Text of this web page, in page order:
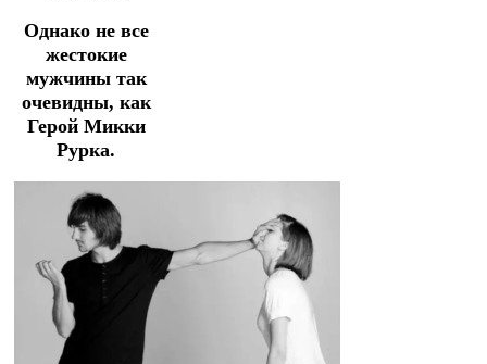
Однако не все
жестокие
мужчины так
очевидны, как
Герой Микки
Рурка.